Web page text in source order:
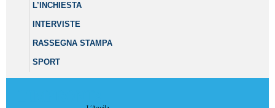
L’INCHIESTA
INTERVISTE
RASSEGNA STAMPA
SPORT